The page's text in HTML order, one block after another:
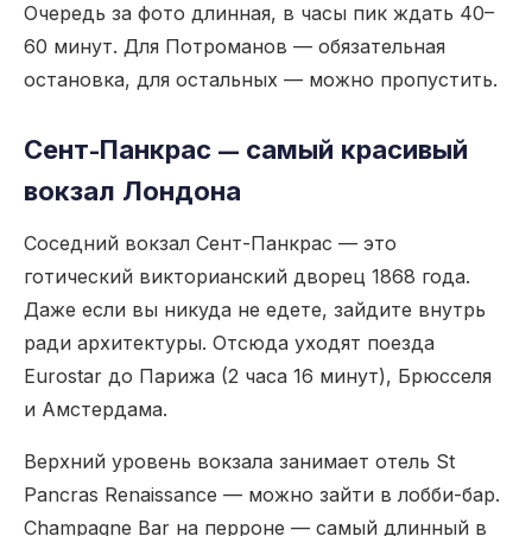
Очередь за фото длинная, в часы пик ждать 40–
60 минут. Для Потроманов — обязательная
остановка, для остальных — можно пропустить.
Сент-Панкрас — самый красивый
вокзал Лондона
Соседний вокзал Сент-Панкрас — это
готический викторианский дворец 1868 года.
Даже если вы никуда не едете, зайдите внутрь
ради архитектуры. Отсюда уходят поезда
Eurostar до Парижа (2 часа 16 минут), Брюсселя
и Амстердама.
Верхний уровень вокзала занимает отель St
Pancras Renaissance — можно зайти в лобби-бар.
Champagne Bar на перроне — самый длинный в